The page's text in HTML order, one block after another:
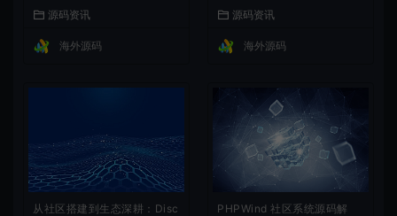
源码资讯
海外源码
源码资讯
海外源码
从社区搭建到生态深耕：Disc
PHPWind 社区系统源码解